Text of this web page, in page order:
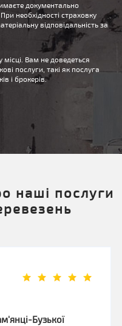
документально
необхідності страховку
відповідальність за
місці. Вам не доведеться
послуги, такі як послуга
і брокерів.
наші послуги
Бузької